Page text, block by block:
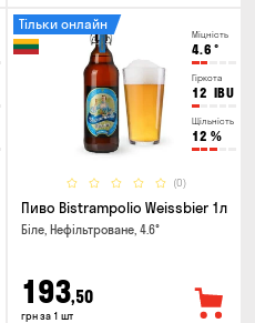
Міцність
4.6 °
Гіркота
12 IBU
Щільність
12 %
(0)
Тільки онлайн
Пиво Bistrampolio Weissbier 1л
Біле, Нефільтроване, 4.6°
193,50
грн за 1 шт